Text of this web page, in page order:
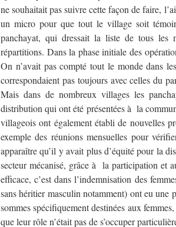
ne souhaitait pas suivre cette façon de faire,
un micro pour que tout le village soit
panchayat, qui dressait la liste de tous les
répartitions. Dans la phase initiale des
On n’avait pas compté tout le monde dans
correspondaient pas toujours avec celles du
Mais dans de nombreux villages les
distribution qui ont été présentées à la
villageois ont également établi de nouvelles
exemple des réunions mensuelles pour
apparaître qu’il y avait plus d’équité pour la
secteur mécanisé, grâce à la participation et
efficace, c’est dans l’indemnisation des
sans héritier masculin notamment) ont eu une
sommes spécifiquement destinées aux
que leur rôle n’était pas de s’occuper